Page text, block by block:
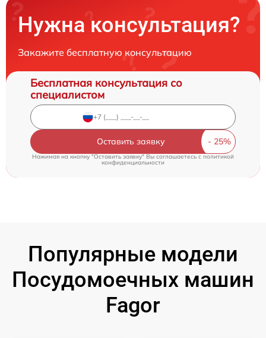
Нужна консультация?
Закажите бесплатную консультацию
Бесплатная консультация со
специалистом
Оставить заявку
Нажимая на кнопку "Оставить заявку" Вы соглашаетесь cполитикой
конфиденциальности
Популярные модели
Посудомоечных машин
Fagor